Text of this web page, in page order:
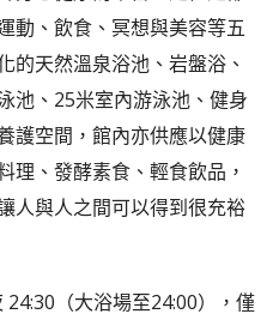
動、飲食、冥想與美容等五
的天然溫泉浴池、岩盤浴、
池、25米室內游泳池、健身
護空間，館內亦供應以健康
理、發酵素食、輕食飲品，
人與人之間可以得到很充裕
（大浴場至24:00），僅